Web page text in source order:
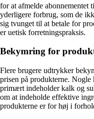
for at afmelde abonnementet
yderligere forbrug, som de
sig tvunget til at betale for
er uetisk forretningspraksis.
Bekymring for
Flere brugere udtrykker
prisen på produkterne.
primært indeholder kalk og
om at indeholde effektive
produkterne er for høj i